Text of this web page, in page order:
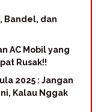
Bandel, dan
AC Mobil yang
Rusak!!
2025 : Jangan
Kalau Nggak